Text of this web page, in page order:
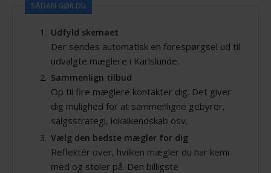
SÅDAN GØR DU
Udfyld skemaet
Der sendes automatisk en forespørgsel ud til
udvalgte mæglere i Karlslunde.
Sammenlign tilbud
Op til fire mæglere kontakter dig. Det giver
dig mulighed for at sammenligne gebyrer,
salgsstrategi, lokalkendskab osv.
Vælg den bedste mægler for dig
Reflektér over, hvilken mægler du har kemi
med og stoler på. Den billigste